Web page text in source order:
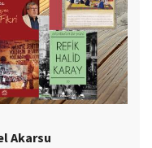
Akarsu